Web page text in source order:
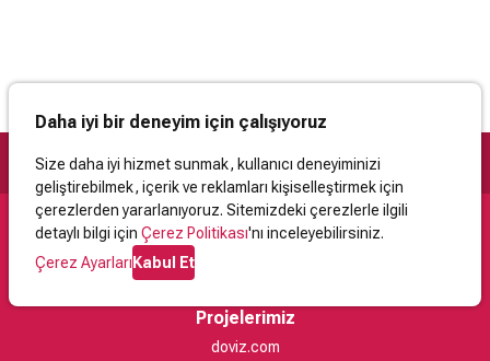
Daha iyi bir deneyim için çalışıyoruz
Size daha iyi hizmet sunmak, kullanıcı deneyiminizi
geliştirebilmek, içerik ve reklamları kişiselleştirmek için
çerezlerden yararlanıyoruz. Sitemizdeki çerezlerle ilgili
detaylı bilgi için Çerez Politikası'nı inceleyebilirsiniz.
Çerez AyarlarıKabul Et
Destek
İletişimYardımKullanıcı Sözleşmesi
Projelerimiz
doviz.com